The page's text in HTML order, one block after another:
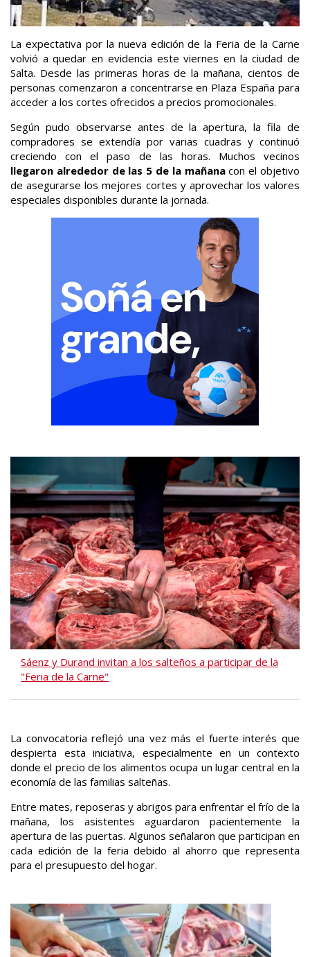
La expectativa por la nueva edición de la Feria de la Carne
volvió a quedar en evidencia este viernes en la ciudad de
Salta. Desde las primeras horas de la mañana, cientos de
personas comenzaron a concentrarse en Plaza España para
acceder a los cortes ofrecidos a precios promocionales.
Según pudo observarse antes de la apertura, la fila de
compradores se extendía por varias cuadras y continuó
creciendo con el paso de las horas. Muchos vecinos
llegaron alrededor de las 5 de la mañanacon el objetivo
de asegurarse los mejores cortes y aprovechar los valores
especiales disponibles durante la jornada.
Sáenz y Durand invitan a los salteños a participar de la
"Feria de la Carne"
La convocatoria reflejó una vez más el fuerte interés que
despierta esta iniciativa, especialmente en un contexto
donde el precio de los alimentos ocupa un lugar central en la
economía de las familias salteñas.
Entre mates, reposeras y abrigos para enfrentar el frío de la
mañana, los asistentes aguardaron pacientemente la
apertura de las puertas. Algunos señalaron que participan en
cada edición de la feria debido al ahorro que representa
para el presupuesto del hogar.